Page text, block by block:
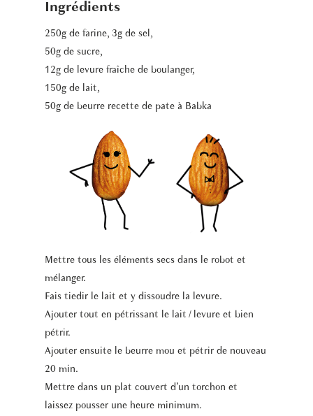
Ingrédients
250g de farine, 3g de sel,
50g de sucre,
12g de levure fraîche de boulanger,
150g de lait,
50g de beurre recette de pate à Babka
Mettre tous les éléments secs dans le robot et
mélanger.
Fais tiedir le lait et y dissoudre la levure.
Ajouter tout en pétrissant le lait / levure et bien
pétrir.
Ajouter ensuite le beurre mou et pétrir de nouveau
20 min.
Mettre dans un plat couvert d’un torchon et
laissez pousser une heure minimum.